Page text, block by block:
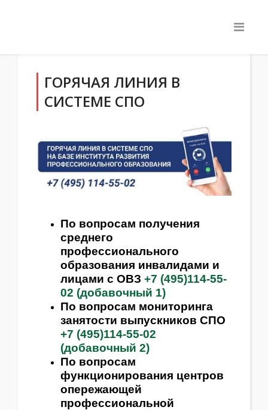
ГОРЯЧАЯ ЛИНИЯ В
СИСТЕМЕ СПО
По вопросам получения
среднего
профессионального
образования инвалидами и
лицами с ОВЗ +7 (495)114-55-
02 (добавочный 1)
По вопросам мониторинга
занятости выпускников СПО
+7 (495)114-55-02
(добавочный 2)
По вопросам
функционирования центров
опережающей
профессиональной